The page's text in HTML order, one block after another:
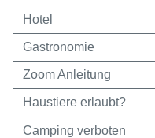
Hotel
Gastronomie
Zoom Anleitung
Haustiere erlaubt?
Camping verboten